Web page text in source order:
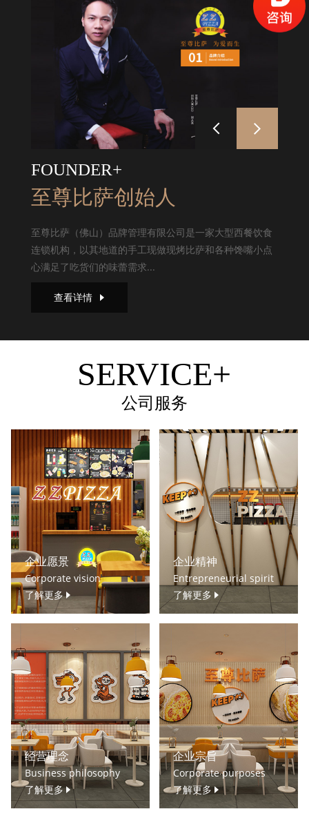
FOUNDER+
至尊比萨创始人
至尊比萨（佛山）品牌管理有限公司是一家大型西餐饮食
连锁机构，以其地道的手工现做现烤比萨和各种馋嘴小点
心满足了吃货们的味蕾需求...
查看详情
SERVICE+
公司服务
企业愿景
Corporate vision
了解更多
企业精神
Entrepreneurial spirit
了解更多
经营理念
Business philosophy
了解更多
企业宗旨
Corporate purposes
了解更多